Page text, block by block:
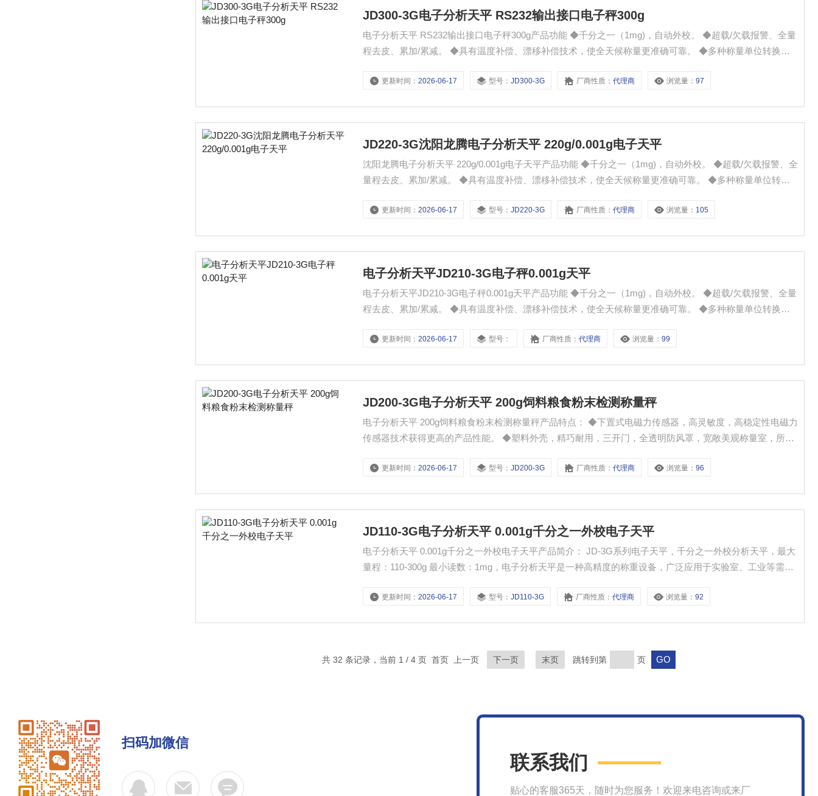
JD300-3G电子分析天平 RS232输出接口电子秤300g
电子分析天平 RS232输出接口电子秤300g产品功能 ◆千分之一（1mg)，自动外校。 ◆超载/欠载报警、全量
程去皮、累加/累减。 ◆具有温度补偿、漂移补偿技术，使全天候称量更准确可靠。 ◆多种称量单位转换及数
电脑、打印机等外设连接。 ◆密度测量（选配密度装置配件含软件）。
更新时间：2026-06-17 型号：JD300-3G 厂商性质：代理商 浏览量：97
JD220-3G沈阳龙腾电子分析天平 220g/0.001g电子天平
沈阳龙腾电子分析天平 220g/0.001g电子天平产品功能 ◆千分之一（1mg)，自动外校。 ◆超载/欠载报警、全
量程去皮、累加/累减。 ◆具有温度补偿、漂移补偿技术，使全天候称量更准确可靠。 ◆多种称量单位转换及
与电脑、打印机等外设连接。 ◆密度测量（选配密度装置配件含软件）。
更新时间：2026-06-17 型号：JD220-3G 厂商性质：代理商 浏览量： 105
电子分析天平JD210-3G电子秤0.001g天平
电子分析天平JD210-3G电子秤0.001g天平产品功能 ◆千分之一（1mg)，自动外校。 ◆超载/欠载报警、全量
程去皮、累加/累减。 ◆具有温度补偿、漂移补偿技术，使全天候称量更准确可靠。 ◆多种称量单位转换及数
电脑、打印机等外设连接。 ◆密度测量（选配密度装置配件含软件）。
更新时间：2026-06-17 型号： 厂商性质：代理商 浏览量：99
​JD200-3G电子分析天平 200g饲料粮食粉末检测称量秤
电子分析天平 200g饲料粮食粉末检测称量秤产品特点： ◆下置式电磁力传感器，高灵敏度，高稳定性电磁力
传感器技术获得更高的产品性能。 ◆塑料外壳，精巧耐用，三开门，全透明防风罩，宽敞美观称量室，所占
准。 ◆液晶背光显示屏。读数清晰，光亮和昏暗环境随意切换显示方式，保护视力。
更新时间：2026-06-17 型号：​JD200-3G 厂商性质：代理商 浏览量：96
​JD110-3G电子分析天平 0.001g千分之一外校电子天平
电子分析天平 0.001g千分之一外校电子天平产品简介： JD-3G系列电子天平，千分之一外校分析天平，最大
量程：110-300g 最小读数：1mg，电子分析天平是一种高精度的称重设备，广泛应用于实验室、工业等需要
品等多个行业。‌
更新时间：2026-06-17 型号：​JD110-3G 厂商性质：代理商 浏览量：92
共 32 条记录，当前 1 / 4 页 首页 上一页 下一页 末页 跳转到第 页
扫码加微信
联系我们
贴心的客服365天，随时为您服务！欢迎来电咨询或来厂